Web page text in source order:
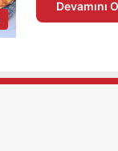
Devamını